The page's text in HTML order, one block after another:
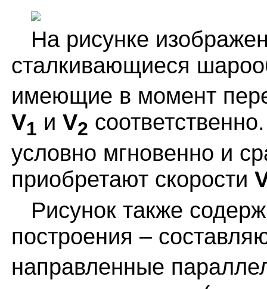
На рисунке
сталкивающиеся
имеющие в момент
V1 и V2
условно мгновенно и
приобретают скорости
Рисунок также
построения –
направленные